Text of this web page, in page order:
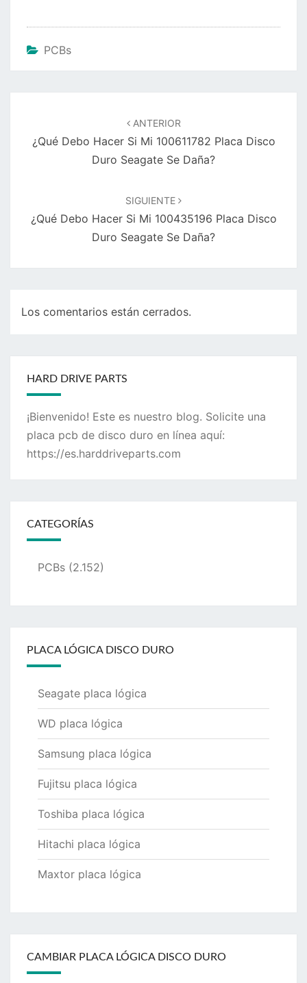
PCBs
entradas
ANTERIOR
¿Qué Debo Hacer Si Mi 100611782 Placa Disco
Duro Seagate Se Daña?
SIGUIENTE
¿Qué Debo Hacer Si Mi 100435196 Placa Disco
Duro Seagate Se Daña?
Los comentarios están cerrados.
HARD DRIVE PARTS
¡Bienvenido! Este es nuestro blog. Solicite una
placa pcb de disco duro en línea aquí:
https://es.harddriveparts.com
CATEGORÍAS
PCBs (2.152)
PLACA LÓGICA DISCO DURO
Seagate placa lógica
WD placa lógica
Samsung placa lógica
Fujitsu placa lógica
Toshiba placa lógica
Hitachi placa lógica
Maxtor placa lógica
CAMBIAR PLACA LÓGICA DISCO DURO